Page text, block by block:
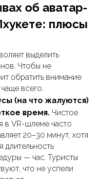
об аватар-
плюсы
выделить
Чтобы не
обратить внимание
всего.
(на что жалуются)
время. Чистое
в VR-шлеме часто
20–30 минут, хотя
длительность
— час. Туристы
что не успели